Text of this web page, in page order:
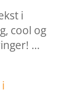
i
cool og
…